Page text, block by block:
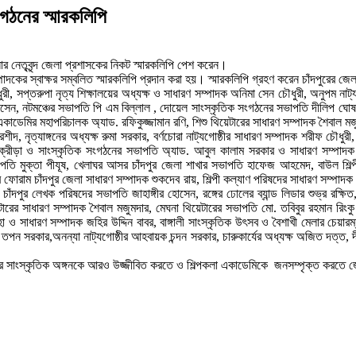
স্মারকলিপি
নেতৃবৃন্দ জেলা প্রশাসকের নিকট স্মারকলিপি পেশ করেন।
স্বাক্ষর সম্বলিত স্মারকলিপি প্রদান করা হয়। স্মারকলিপি গ্রহণ করেন চাঁদপুরের
সপ্তরুপা নৃত্য শিক্ষালয়ের অধ্যক্ষ ও সাধারণ সম্পাদক অনিমা সেন চৌধুরী, অনুপম
নটমঞ্চের সভাপতি পি এম বিল্লাল , দোয়েল সাংস্কৃতিক সংগঠনের সভাপতি দীলিপ
মহাপরিচালক অ্যাড. রফিকুজ্জামান রণি, শিশু থিয়েটারের সাধারণ সম্পাদক শৈবাল
নৃত্যাঙ্গনের অধ্যক্ষ রুমা সরকার, বর্ণচোরা নাট্যগোষ্ঠীর সাধারণ সম্পাদক শরীফ
ও সাংস্কৃতিক সংগঠনের সভাপতি অ্যাড. আবুল কালাম সরকার ও সাধারণ
মুক্তা পীযূষ, খেলাঘর আসর চাঁদপুর জেলা শাখার সভাপতি হাফেজ আহমেদ, বাউল
চাঁদপুর জেলা সাধারণ সম্পাদক শুকদেব রায়, শিল্পী কল্যাণ পরিষদের সাধারণ
লেখক পরিষদের সভাপতি জাহাঙ্গীর হোসেন, রঙ্গের ঢোলের ব্যান্ড লিডার শুভ্র
সাধারণ সম্পাদক শৈবাল মজুমদার, মেঘনা থিয়েটারের সভাপতি মো. তবিবুর
ও সাধারণ সম্পাদক জহির উদ্দিন বাবর, বাঙ্গালী সাংস্কৃতিক উৎসব ও বৈশাখী মেলার
তপন সরকার,অনন্যা নাট্যগোষ্ঠীর আহবায়ক চন্দন সরকার, চারুকার্যের অধ্যক্ষ অজিত
অঙ্গনকে আরও উজ্জীবিত করতে ও শিল্পকলা একাডেমিকে জনসম্পৃক্ত করতে